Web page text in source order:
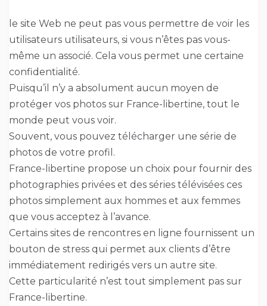
le site Web ne peut pas vous permettre de voir les
utilisateurs utilisateurs, si vous n’êtes pas vous-
même un associé. Cela vous permet une certaine
confidentialité.
Puisqu’il n’y a absolument aucun moyen de
protéger vos photos sur France-libertine, tout le
monde peut vous voir.
Souvent, vous pouvez télécharger une série de
photos de votre profil.
France-libertine propose un choix pour fournir des
photographies privées et des séries télévisées ces
photos simplement aux hommes et aux femmes
que vous acceptez à l’avance.
Certains sites de rencontres en ligne fournissent un
bouton de stress qui permet aux clients d’être
immédiatement redirigés vers un autre site.
Cette particularité n’est tout simplement pas sur
France-libertine.